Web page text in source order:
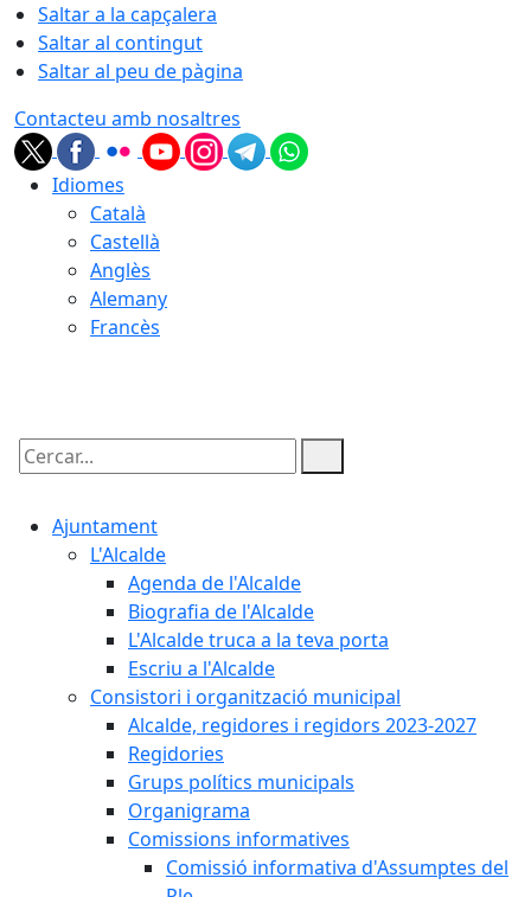
Saltar a la capçalera
Saltar al contingut
Saltar al peu de pàgina
Contacteu amb nosaltres
Idiomes
Català
Castellà
Anglès
Alemany
Francès
Cercar:
Ajuntament
L'Alcalde
Agenda de l'Alcalde
Biografia de l'Alcalde
L'Alcalde truca a la teva porta
Escriu a l'Alcalde
Consistori i organització municipal
Alcalde, regidores i regidors 2023-2027
Regidories
Grups polítics municipals
Organigrama
Comissions informatives
Comissió informativa d'Assumptes del